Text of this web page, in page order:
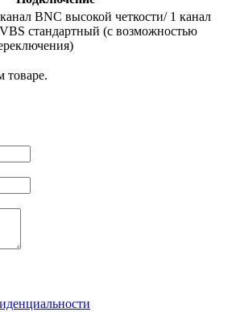
BNC высокой четкости/ 1 канал
стандартный (с возможностью
товаре.